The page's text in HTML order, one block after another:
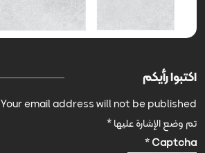
اكتبوا رأيكم
Your email address will not be published.
تم وضع الإشارة عليها*
Captcha
*